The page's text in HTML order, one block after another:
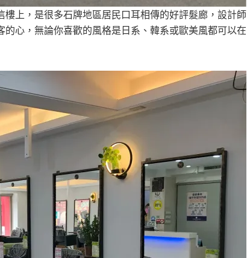
上，是很多石牌地區居民口耳相傳的好評髮廊，設計師
心，無論你喜歡的風格是日系、韓系或歐美風都可以在